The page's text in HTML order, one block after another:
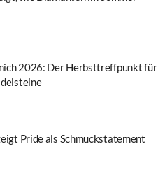
2026: Der Herbsttreffpunkt für
Pride als Schmuckstatement